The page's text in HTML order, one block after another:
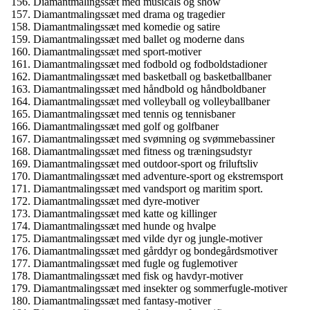
Diamantmalingssæt med drama og tragedier
Diamantmalingssæt med komedie og satire
Diamantmalingssæt med ballet og moderne dans
Diamantmalingssæt med sport-motiver
Diamantmalingssæt med fodbold og fodboldstadioner
Diamantmalingssæt med basketball og basketballbaner
Diamantmalingssæt med håndbold og håndboldbaner
Diamantmalingssæt med volleyball og volleyballbaner
Diamantmalingssæt med tennis og tennisbaner
Diamantmalingssæt med golf og golfbaner
Diamantmalingssæt med svømning og svømmebassiner
Diamantmalingssæt med fitness og træningsudstyr
Diamantmalingssæt med outdoor-sport og friluftsliv
Diamantmalingssæt med adventure-sport og ekstremsport
Diamantmalingssæt med vandsport og maritim sport.
Diamantmalingssæt med dyre-motiver
Diamantmalingssæt med katte og killinger
Diamantmalingssæt med hunde og hvalpe
Diamantmalingssæt med vilde dyr og jungle-motiver
Diamantmalingssæt med gårddyr og bondegårdsmotiver
Diamantmalingssæt med fugle og fuglemotiver
Diamantmalingssæt med fisk og havdyr-motiver
Diamantmalingssæt med insekter og sommerfugle-motiver
Diamantmalingssæt med fantasy-motiver